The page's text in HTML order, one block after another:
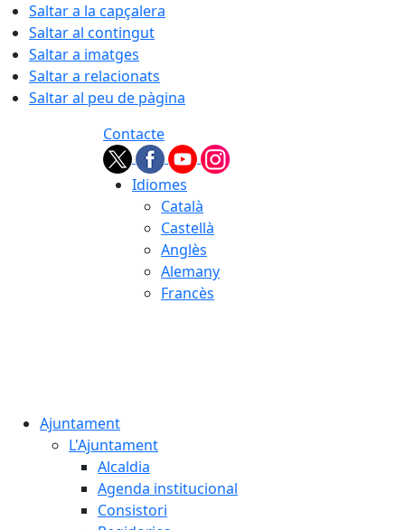
Saltar a la capçalera
Saltar al contingut
Saltar a imatges
Saltar a relacionats
Saltar al peu de pàgina
Contacte
Idiomes
Català
Castellà
Anglès
Alemany
Francès
Ajuntament
L'Ajuntament
Alcaldia
Agenda institucional
Consistori